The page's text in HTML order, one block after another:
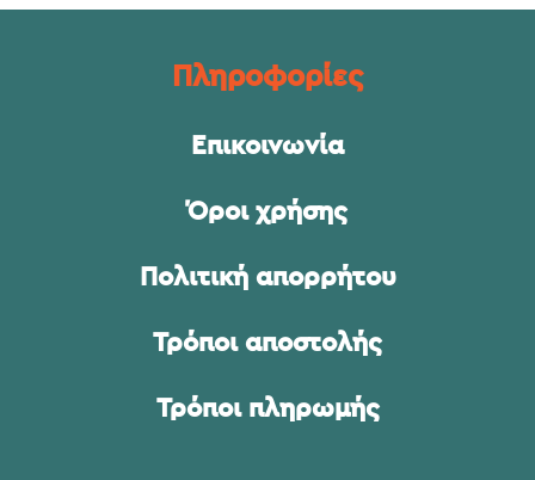
Πληροφορίες
Επικοινωνία
Όροι χρήσης
Πολιτική απορρήτου
Τρόποι αποστολής
Τρόποι πληρωμής